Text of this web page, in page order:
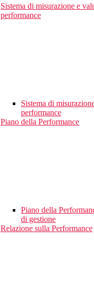
Sistema di misurazione e
performance
Sistema di
performance
Piano della Performance
Piano della
di gestione
Relazione sulla Performance